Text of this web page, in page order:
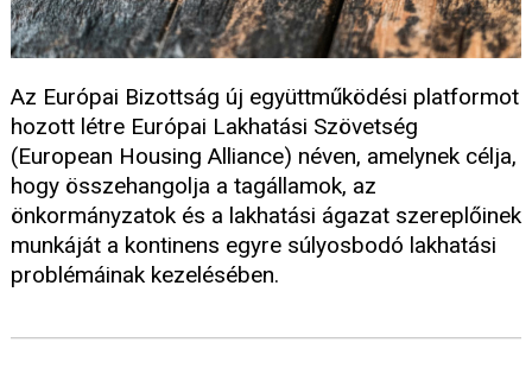
Az Európai Bizottság új együttműködési platformot
hozott létre Európai Lakhatási Szövetség
(European Housing Alliance) néven, amelynek célja,
hogy összehangolja a tagállamok, az
önkormányzatok és a lakhatási ágazat szereplőinek
munkáját a kontinens egyre súlyosbodó lakhatási
problémáinak kezelésében.